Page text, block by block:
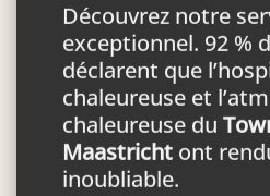
Découvrez notre
exceptionnel. 92 %
déclarent que
chaleureuse et
chaleureuse du
Maastrichtont
inoubliable.